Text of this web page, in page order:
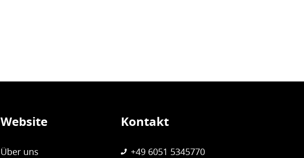
Website
Über uns
Kontakt
+49 6051 5345770